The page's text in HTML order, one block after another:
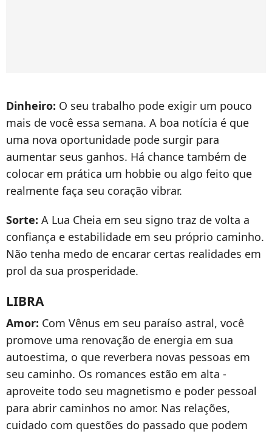
Dinheiro: O seu trabalho pode exigir um pouco
mais de você essa semana. A boa notícia é que
uma nova oportunidade pode surgir para
aumentar seus ganhos. Há chance também de
colocar em prática um hobbie ou algo feito que
realmente faça seu coração vibrar.
Sorte: A Lua Cheia em seu signo traz de volta a
confiança e estabilidade em seu próprio caminho.
Não tenha medo de encarar certas realidades em
prol da sua prosperidade.
LIBRA
Amor: Com Vênus em seu paraíso astral, você
promove uma renovação de energia em sua
autoestima, o que reverbera novas pessoas em
seu caminho. Os romances estão em alta -
aproveite todo seu magnetismo e poder pessoal
para abrir caminhos no amor. Nas relações,
cuidado com questões do passado que podem